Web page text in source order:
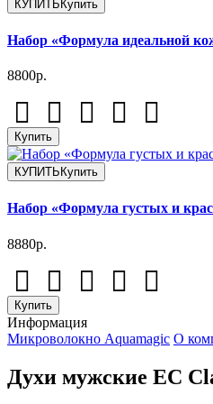
КУПИТЬКупить
Набор «Формула идеальной
8800р.
Купить
КУПИТЬ Купить
Набор «Формула густых и
8880р.
Купить
Информация
Микроволокно Aquamagic О
Духи мужские EC